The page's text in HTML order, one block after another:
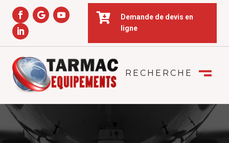

Demande de devis en
ligne
RECHERCHE